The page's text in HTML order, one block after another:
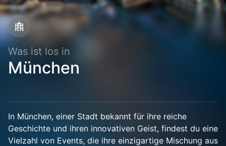
Was ist los in
München
In München, einer Stadt bekannt für ihre reiche
Geschichte und ihren innovativen Geist, findest du eine
Vielzahl von Events, die ihre einzigartige Mischung aus